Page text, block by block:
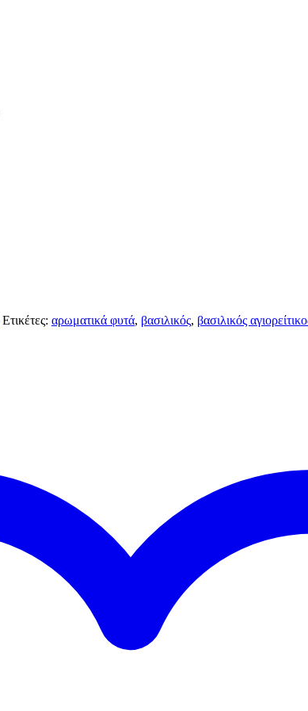
Ετικέτες: αρωματικά φυτά, βασιλικός, βασιλικός